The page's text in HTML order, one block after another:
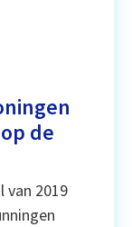
de
van 2019